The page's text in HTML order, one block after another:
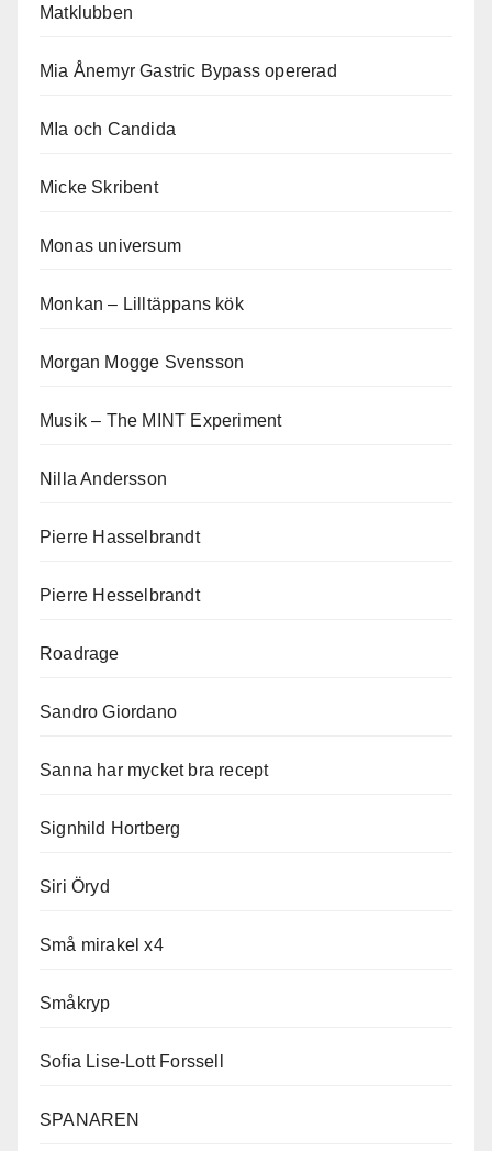
Matklubben
Mia Ånemyr Gastric Bypass opererad
MIa och Candida
Micke Skribent
Monas universum
Monkan – Lilltäppans kök
Morgan Mogge Svensson
Musik – The MINT Experiment
Nilla Andersson
Pierre Hasselbrandt
Pierre Hesselbrandt
Roadrage
Sandro Giordano
Sanna har mycket bra recept
Signhild Hortberg
Siri Öryd
Små mirakel x4
Småkryp
Sofia Lise-Lott Forssell
SPANAREN